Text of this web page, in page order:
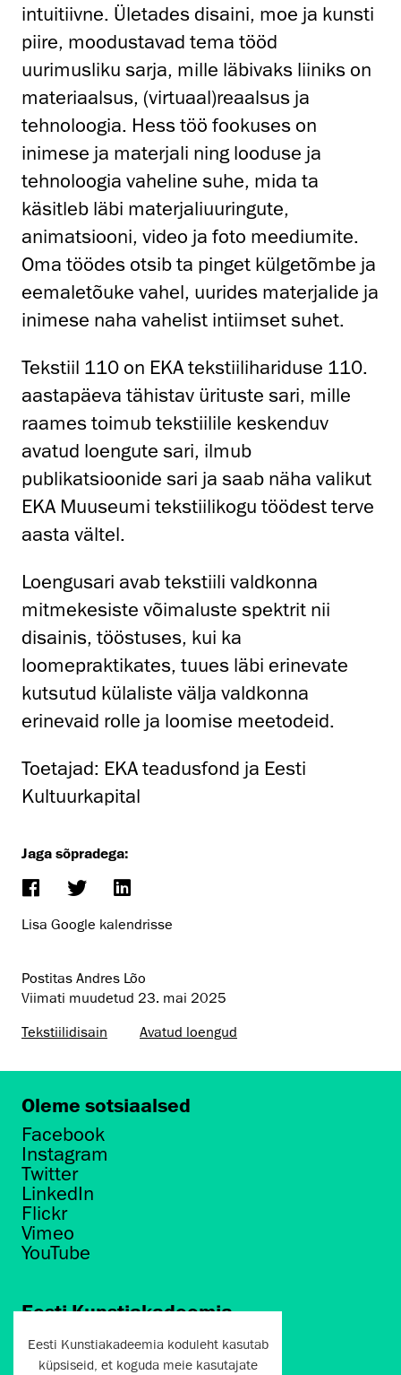
intuitiivne. Ületades disaini, moe ja kunsti
piire, moodustavad tema tööd
uurimusliku sarja, mille läbivaks liiniks on
materiaalsus, (virtuaal)reaalsus ja
tehnoloogia. Hess töö fookuses on
inimese ja materjali ning looduse ja
tehnoloogia vaheline suhe, mida ta
käsitleb läbi materjaliuuringute,
animatsiooni, video ja foto meediumite.
Oma töödes otsib ta pinget külgetõmbe ja
eemaletõuke vahel, uurides materjalide ja
inimese naha vahelist intiimset suhet.
Tekstiil 110 on EKA tekstiilihariduse 110.
aastapäeva tähistav ürituste sari, mille
raames toimub tekstiilile keskenduv
avatud loengute sari, ilmub
publikatsioonide sari ja saab näha valikut
EKA Muuseumi tekstiilikogu töödest terve
aasta vältel.
Loengusari avab tekstiili valdkonna
mitmekesiste võimaluste spektrit nii
disainis, tööstuses, kui ka
loomepraktikates, tuues läbi erinevate
kutsutud külaliste välja valdkonna
erinevaid rolle ja loomise meetodeid.
Toetajad: EKA teadusfond ja Eesti
Kultuurkapital
Jaga sõpradega:
Lisa Google kalendrisse
Postitas Andres Lõo
Viimati muudetud 23. mai 2025
Tekstiilidisain
Avatud loengud
Oleme sotsiaalsed
Facebook
Instagram
Twitter
LinkedIn
Flickr
Vimeo
YouTube
Eesti Kunstiakadeemia
Põhja puiestee 7
Tallinn 10412
Eesti Kunstiakadeemia koduleht kasutab
küpsiseid, et koguda meie kasutajate